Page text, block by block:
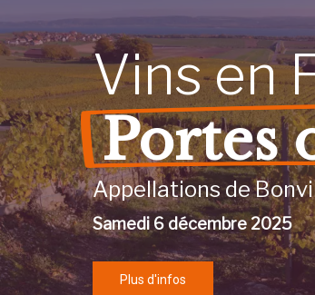
Vinsen
Portes
Appellations de
Samedi 6 décembre 2025
Plus d'infos